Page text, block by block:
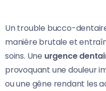
Un trouble bucco-
manière brutale et
soins. Une urgence
provoquant une douleur
ou une gêne rendant les